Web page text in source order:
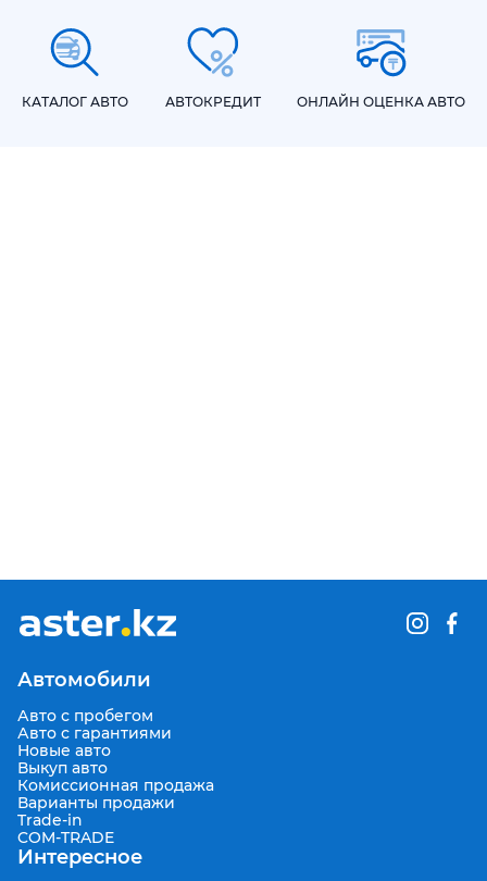
КАТАЛОГ АВТО АВТОКРЕДИТ ОНЛАЙН ОЦЕНКА АВТО
Автомобили
Авто с пробегом
Авто с гарантиями
Новые авто
Выкуп авто
Комиссионная продажа
Варианты продажи
Trade-in
COM-TRADE
Интересное